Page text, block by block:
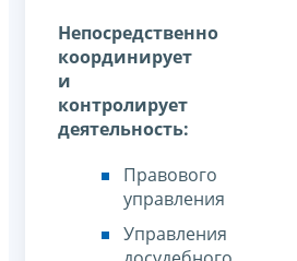
Непосредственно
координирует
и
контролирует
деятельность:
Правового
управления
Управления